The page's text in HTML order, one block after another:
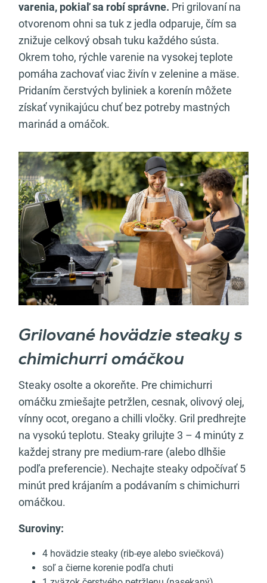
varenia, pokiaľ sa robí správne. Pri grilovaní na
otvorenom ohni sa tuk z jedla odparuje, čím sa
znižuje celkový obsah tuku každého sústa.
Okrem toho, rýchle varenie na vysokej teplote
pomáha zachovať viac živín v zelenine a mäse.
Pridaním čerstvých byliniek a korenín môžete
získať vynikajúcu chuť bez potreby mastných
marinád a omáčok.
Grilované hovädzie steaky s
chimichurri omáčkou
Steaky osolte a okoreňte. Pre chimichurri
omáčku zmiešajte petržlen, cesnak, olivový olej,
vínny ocot, oregano a chilli vločky. Gril predhrejte
na vysokú teplotu. Steaky grilujte 3 – 4 minúty z
každej strany pre medium-rare (alebo dlhšie
podľa preferencie). Nechajte steaky odpočívať 5
minút pred krájaním a podávaním s chimichurri
omáčkou.
Suroviny:
4 hovädzie steaky (rib-eye alebo sviečková)
soľ a čierne korenie podľa chuti